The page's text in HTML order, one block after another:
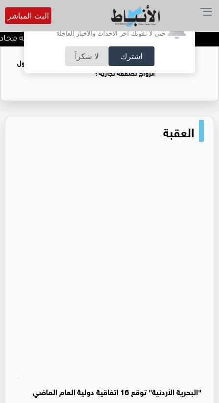
أترغب في تفعيل الإشعارات؟
حتى لا تفوتك آخر الأحداث والأخبار العاجلة
اشترك لا شكراً
البث المباشر
كيف تحافظ على خصوصية
فتيات يستغللنه لتحقيق مكاسب مادية.. هل تحول
الزواج لصفقة تجارية؟
العقبة
"البحرية الأردنية" توقع 16 اتفاقية دولية العام الماضي